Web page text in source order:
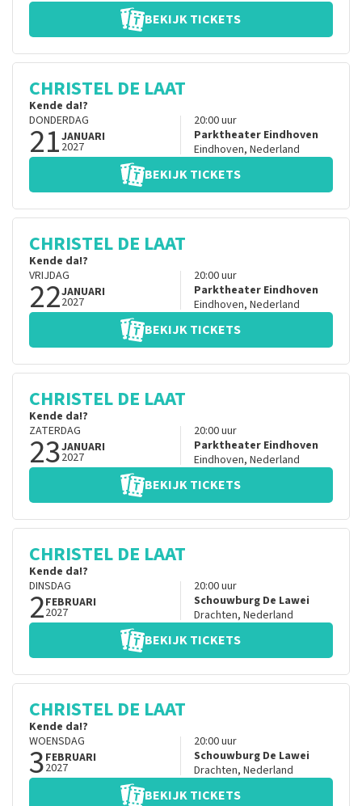
BEKIJK TICKETS
CHRISTEL DE LAAT
Kende da!?
DONDERDAG
21JANUARI
2027
20:00uur
Parktheater Eindhoven
Eindhoven, Nederland
BEKIJK TICKETS
CHRISTEL DE LAAT
Kende da!?
VRIJDAG
22JANUARI
2027
20:00uur
Parktheater Eindhoven
Eindhoven, Nederland
BEKIJK TICKETS
CHRISTEL DE LAAT
Kende da!?
ZATERDAG
23JANUARI
2027
20:00uur
Parktheater Eindhoven
Eindhoven, Nederland
BEKIJK TICKETS
CHRISTEL DE LAAT
Kende da!?
DINSDAG
2FEBRUARI
2027
20:00uur
Schouwburg De Lawei
Drachten, Nederland
BEKIJK TICKETS
CHRISTEL DE LAAT
Kende da!?
WOENSDAG
3FEBRUARI
2027
20:00uur
Schouwburg De Lawei
Drachten, Nederland
BEKIJK TICKETS